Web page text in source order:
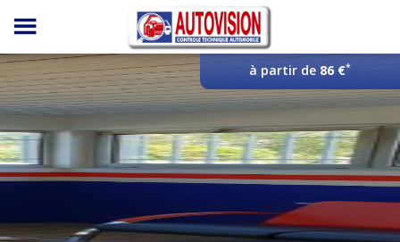
Panneau de gestion des cookies
à partir de 86 €*